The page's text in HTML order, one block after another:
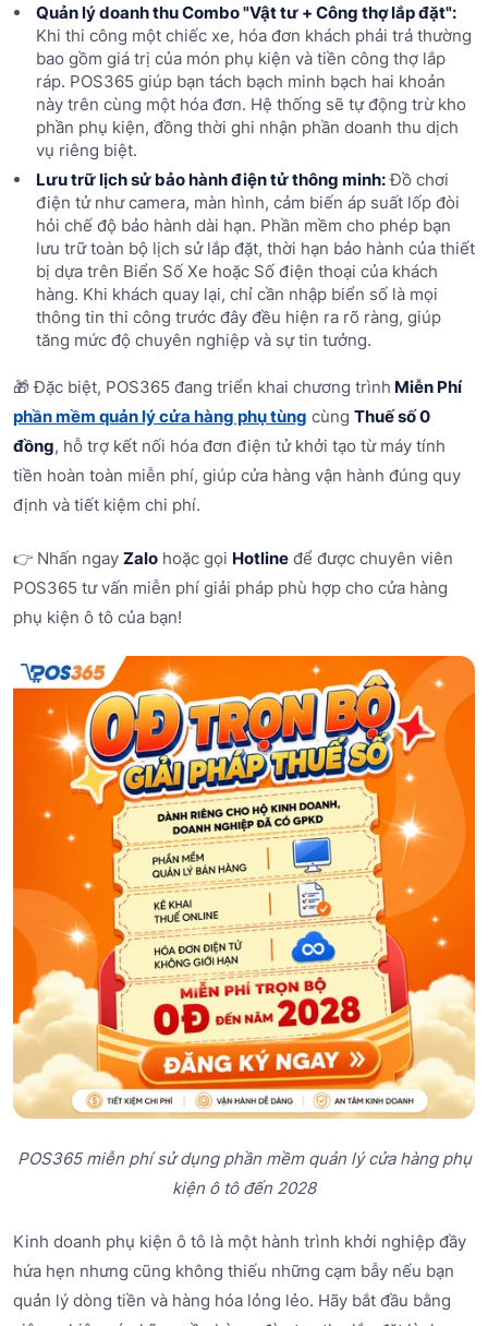
Quản lý doanh thu Combo "Vật tư + Công thợ lắp đặt":
Khi thi công một chiếc xe, hóa đơn khách phải trả thường
bao gồm giá trị của món phụ kiện và tiền công thợ lắp
ráp. POS365 giúp bạn tách bạch minh bạch hai khoản
này trên cùng một hóa đơn. Hệ thống sẽ tự động trừ kho
phần phụ kiện, đồng thời ghi nhận phần doanh thu dịch
vụ riêng biệt.
Lưu trữ lịch sử bảo hành điện tử thông minh:Đồ chơi
điện tử như camera, màn hình, cảm biến áp suất lốp đòi
hỏi chế độ bảo hành dài hạn. Phần mềm cho phép bạn
lưu trữ toàn bộ lịch sử lắp đặt, thời hạn bảo hành của thiết
bị dựa trên Biển Số Xe hoặc Số điện thoại của khách
hàng. Khi khách quay lại, chỉ cần nhập biển số là mọi
thông tin thi công trước đây đều hiện ra rõ ràng, giúp
tăng mức độ chuyên nghiệp và sự tin tưởng.
🎁 Đặc biệt, POS365 đang triển khai chương trình Miễn Phí
phần mềm quản lý cửa hàng phụ tùng cùng Thuế số 0
đồng, hỗ trợ kết nối hóa đơn điện tử khởi tạo từ máy tính
tiền hoàn toàn miễn phí, giúp cửa hàng vận hành đúng quy
định và tiết kiệm chi phí.
👉 Nhấn ngay Zalo hoặc gọi Hotline để được chuyên viên
POS365 tư vấn miễn phí giải pháp phù hợp cho cửa hàng
phụ kiện ô tô của bạn!
POS365 miễn phí sử dụng phần mềm quản lý cửa hàng phụ
kiện ô tô đến 2028
Kinh doanh phụ kiện ô tô là một hành trình khởi nghiệp đầy
hứa hẹn nhưng cũng không thiếu những cạm bẫy nếu bạn
quản lý dòng tiền và hàng hóa lỏng lẻo. Hãy bắt đầu bằng